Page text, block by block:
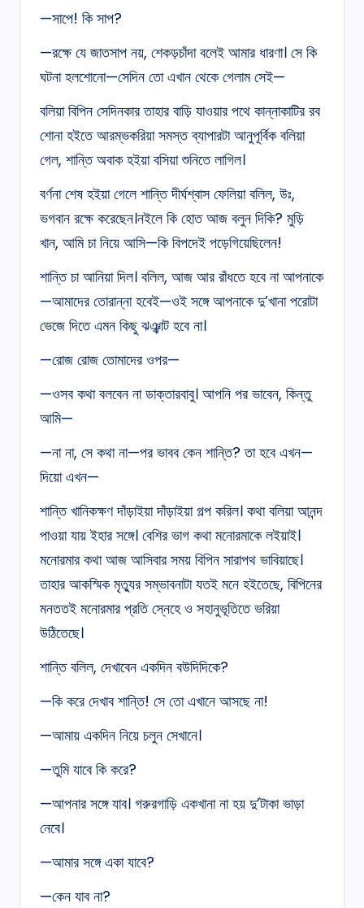
—সাপে! কি সাপ?
—রক্ষে যে জাতসাপ নয়, শেকড়চাঁদা বলেই আমার ধারণা। সে কি
ঘটনা হলশোনো—সেদিন তো এখান থেকে গেলাম সেই—
বলিয়া বিপিন সেদিনকার তাহার বাড়ি যাওয়ার পথে কান্নাকাটির রব
শোনা হইতে আরম্ভকরিয়া সমস্ত ব্যাপারটা আনুপূর্বিক বলিয়া
গেল, শান্তি অবাক হইয়া বসিয়া শুনিতে লাগিল।
বর্ণনা শেষ হইয়া গেলে শান্তি দীর্ঘশ্বাস ফেলিয়া বলিল, উঃ,
ভগবান রক্ষে করেছেন।নইলে কি হোত আজ বলুন দিকি? মুড়ি
খান, আমি চা নিয়ে আসি—কি বিপদেই পড়েগিয়েছিলেন!
শান্তি চা আনিয়া দিল। বলিল, আজ আর রাঁধতে হবে না আপনাকে
—আমাদের তোরান্না হবেই—ওই সঙ্গে আপনাকে দু’খানা পরোটা
ভেজে দিতে এমন কিছু ঝঞ্ঝাট হবে না।
—রোজ রোজ তোমাদের ওপর—
—ওসব কথা বলবেন না ডাক্তারবাবু। আপনি পর ভাবেন, কিন্তু
আমি—
—না না, সে কথা না—পর ভাবব কেন শান্তি? তা হবে এখন—
দিয়ো এখন—
শান্তি খানিকক্ষণ দাঁড়াইয়া দাঁড়াইয়া গল্প করিল। কথা বলিয়া আনন্দ
পাওয়া যায় ইহার সঙ্গে। বেশির ভাগ কথা মনোরমাকে লইয়াই।
মনোরমার কথা আজ আসিবার সময় বিপিন সারাপথ ভাবিয়াছে।
তাহার আকস্মিক মৃত্যুর সম্ভাবনাটা যতই মনে হইতেছে, বিপিনের
মনততই মনোরমার প্রতি স্নেহে ও সহানুভূতিতে ভরিয়া
উঠিতেছে।
শান্তি বলিল, দেখাবেন একদিন বউদিদিকে?
—কি করে দেখাব শান্তি! সে তো এখানে আসছে না!
—আমায় একদিন নিয়ে চলুন সেখানে।
—তুমি যাবে কি করে?
—আপনার সঙ্গে যাব। গরুরগাড়ি একখানা না হয় দু’টাকা ভাড়া
নেবে।
—আমার সঙ্গে একা যাবে?
—কেন যাব না?